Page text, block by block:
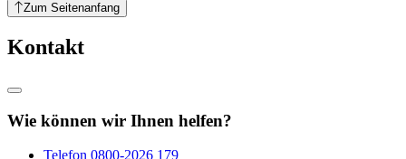
Zum Seitenanfang
Kontakt
Wie können wir Ihnen helfen?
Telefon 0800-2026 179